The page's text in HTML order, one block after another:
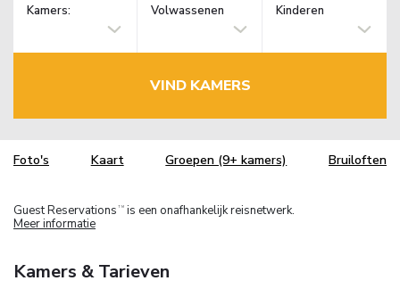
Kamers: Volwassenen Kinderen
VIND KAMERS
Foto's Kaart Groepen (9+ kamers) Bruiloften
Guest Reservations TM is een onafhankelijk reisnetwerk.
Meer informatie
Kamers & Tarieven